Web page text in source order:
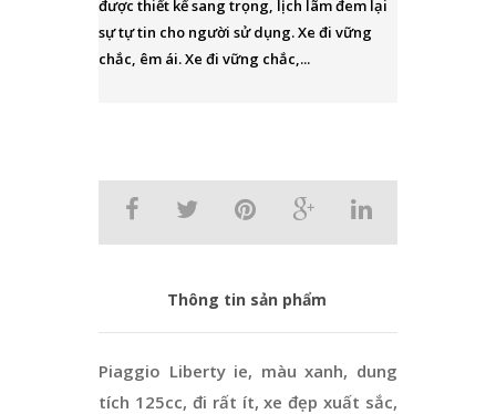
được thiết kế sang trọng, lịch lãm đem lại
sự tự tin cho người sử dụng. Xe đi vững
chắc, êm ái. Xe đi vững chắc,...
Thông tin sản phẩm
Piaggio Liberty ie, màu xanh, dung
tích 125cc, đi rất ít, xe đẹp xuất sắc,